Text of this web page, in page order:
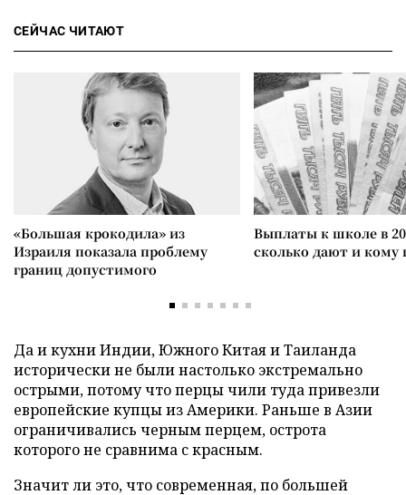
СЕЙЧАС ЧИТАЮТ
«Большая крокодила» из
Израиля показала проблему
границ допустимого
Выплаты к школе в
сколько дают и
Да и кухни Индии, Южного Китая и Таиланда
исторически не были настолько экстремально
острыми, потому что перцы чили туда привезли
европейские купцы из Америки. Раньше в Азии
ограничивались черным перцем, острота
которого не сравнима с красным.
Значит ли это, что современная, по большей